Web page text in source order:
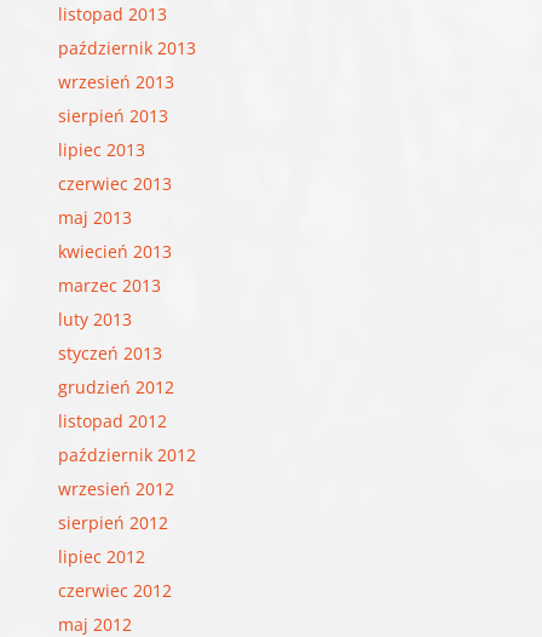
listopad 2013
październik 2013
wrzesień 2013
sierpień 2013
lipiec 2013
czerwiec 2013
maj 2013
kwiecień 2013
marzec 2013
luty 2013
styczeń 2013
grudzień 2012
listopad 2012
październik 2012
wrzesień 2012
sierpień 2012
lipiec 2012
czerwiec 2012
maj 2012